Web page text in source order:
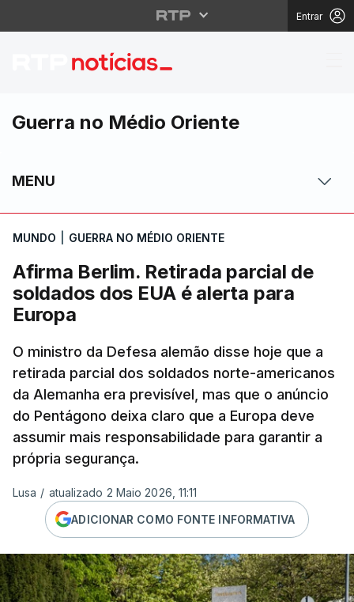
Entrar
Afirma Berlim.
Guerra no Médio Oriente
MENU
MUNDO GUERRA NO MÉDIO ORIENTE
Afirma Berlim. Retirada parcial de
soldados dos EUA é alerta para
Europa
O ministro da Defesa alemão disse hoje que a
retirada parcial dos soldados norte-americanos
da Alemanha era previsível, mas que o anúncio
do Pentágono deixa claro que a Europa deve
assumir mais responsabilidade para garantir a
própria segurança.
Lusa / atualizado 2 Maio 2026, 11:11
ADICIONAR COMO FONTE INFORMATIVA